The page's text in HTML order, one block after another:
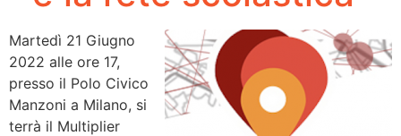
Martedì 21 Giugno
2022 alle ore 17,
presso il Polo Civico
Manzoni a Milano, si
terrà il Multiplier